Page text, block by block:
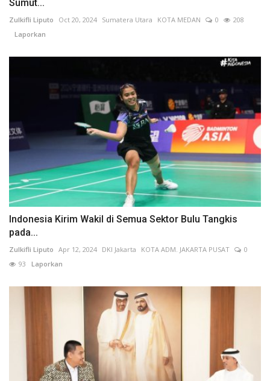
Sumut...
Zulkifli Liputo Oct 20, 2024 Sumatera Utara KOTA MEDAN 0
208
Laporkan
Indonesia Kirim Wakil di Semua Sektor Bulu Tangkis
pada...
Zulkifli Liputo Apr 12, 2024 DKI Jakarta KOTA ADM. JAKARTA PUSAT
0
93 Laporkan